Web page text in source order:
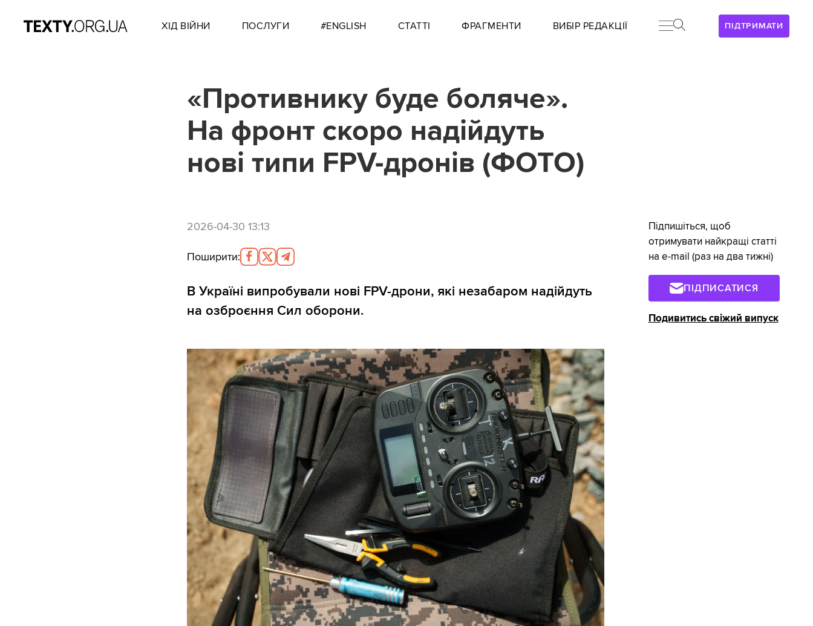
ПІДТРИМАТИ
ХІД ВІЙНИ ПОСЛУГИ #ENGLISH СТАТТІ ФРАГМЕНТИ ВИБІР РЕДАКЦІЇ
«Противнику буде боляче».
На фронт скоро надійдуть
нові типи FPV-дронів (ФОТО)
2026-04-30 13:13
Поширити:
В Україні випробували нові FPV-дрони, які незабаром надійдуть
на озброєння Сил оборони.
Підпишіться, щоб
отримувати найкращі статті
на e-mail (раз на два тижні)
ПІДПИСАТИСЯ
Подивитись свіжий випуск